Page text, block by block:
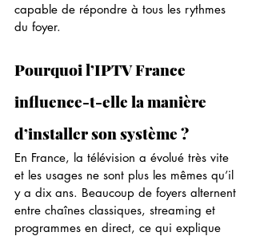
capable de répondre à tous les rythmes
du foyer.
Pourquoi l’IPTV France
influence-t-elle la manière
d’installer son système ?
En France, la télévision a évolué très vite
et les usages ne sont plus les mêmes qu’il
y a dix ans. Beaucoup de foyers alternent
entre chaînes classiques, streaming et
programmes en direct, ce qui explique